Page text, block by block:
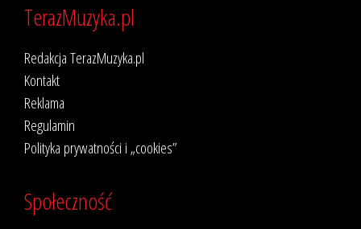
TerazMuzyka.pl
Redakcja TerazMuzyka.pl
Kontakt
Reklama
Regulamin
Polityka prywatności i „cookies”
Społeczność